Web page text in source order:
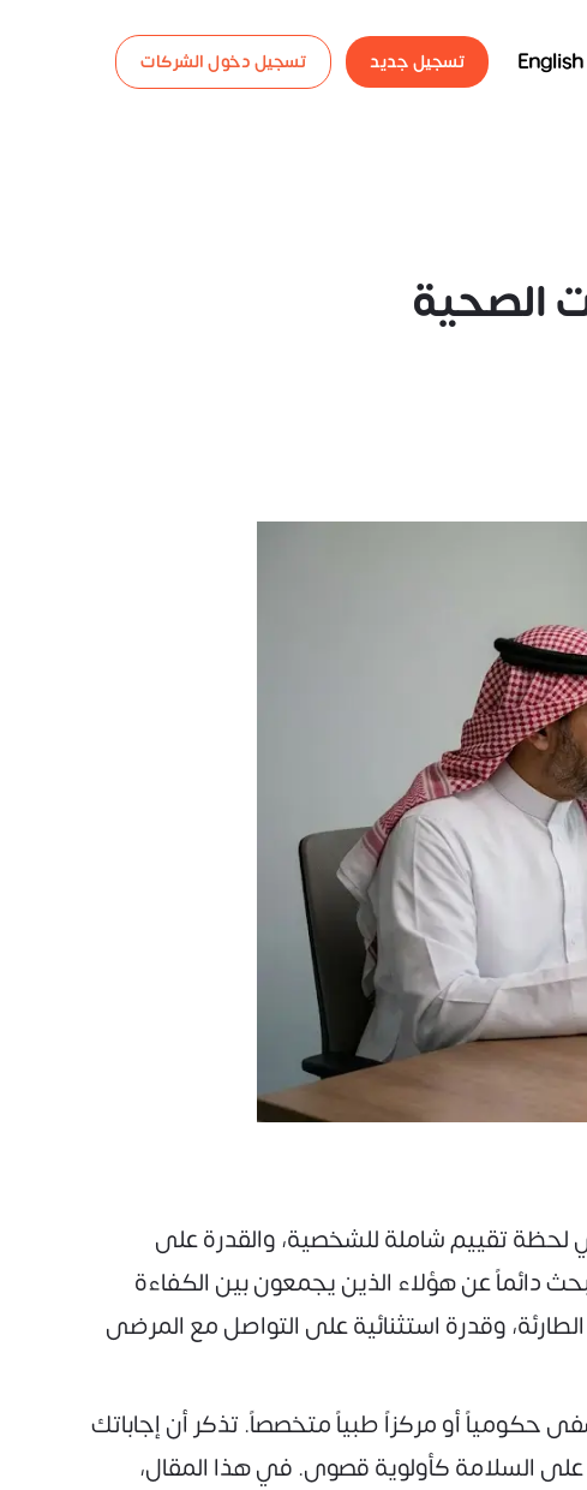
English تسجيل جديد تسجيل دخول الشركات
الصحية
لحظة تقييم شاملة للشخصية، والقدرة على
دائماً عن هؤلاء الذين يجمعون بين الكفاءة
وقدرة استثنائية على التواصل مع المرضى
حكومياً أو مركزاً طبياً متخصصاً. تذكر أن إجاباتك
السلامة كأولوية قصوى. في هذا المقال،